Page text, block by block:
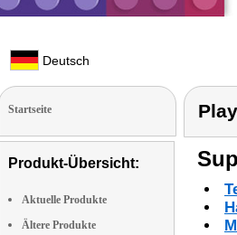
Deutsch
Startseite
Produkt-Übersicht:
Aktuelle Produkte
Ältere Produkte